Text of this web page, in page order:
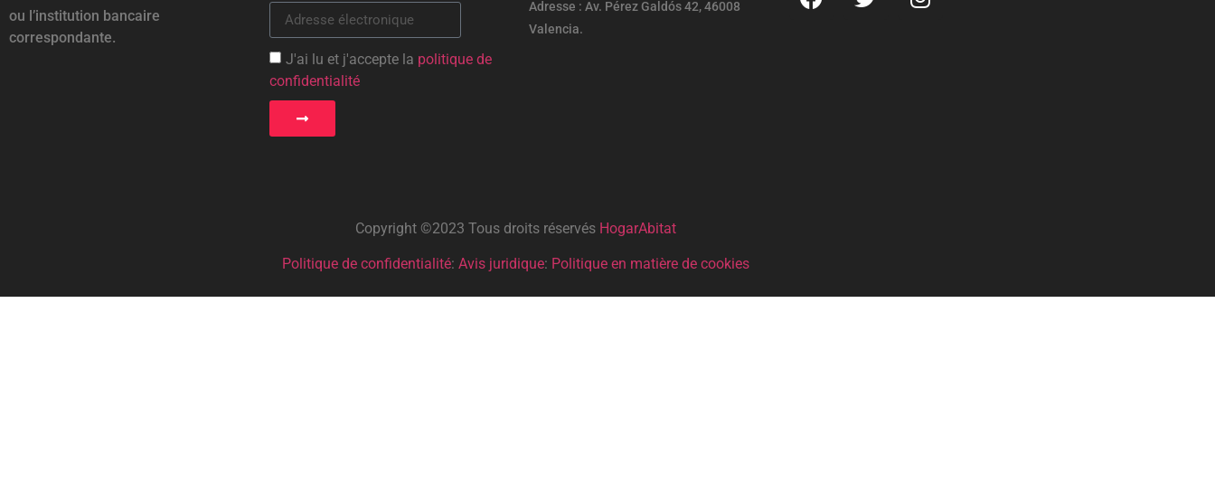
ou l’institution bancaire
correspondante.
J'ai lu et j'accepte la politique de
confidentialité
Adresse : Av. Pérez Galdós 42, 46008
Valencia.
Copyright ©2023 Tous droits réservés HogarAbitat
Politique de confidentialité: Avis juridique: Politique en matière de cookies